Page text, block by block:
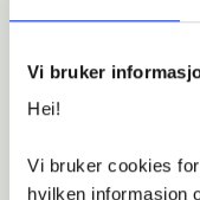
Vi bruker
Hei!
Vi bruker cookies
hvilken informasjon